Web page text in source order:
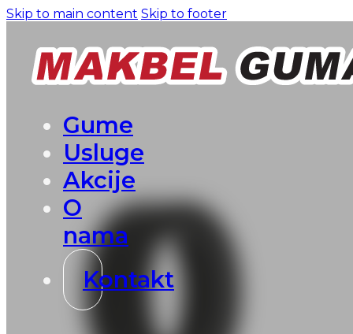
Skip to main content Skip to footer
Gume
Usluge
Akcije
O
nama
Kontakt